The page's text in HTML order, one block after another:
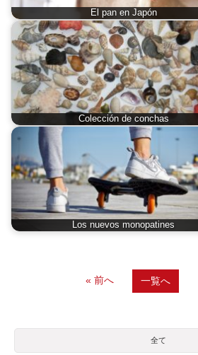
El pan en Japón
Colección de conchas
Los nuevos monopatines
« 前へ 一覧へ
全て